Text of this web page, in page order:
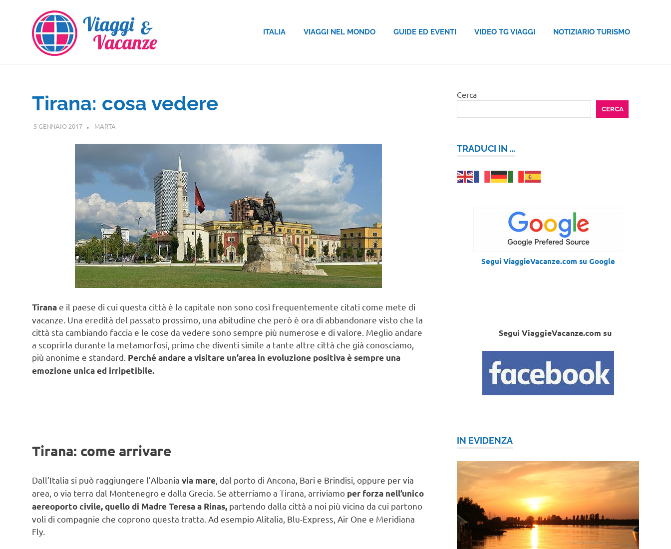
contenuto
ITALIA VIAGGI NEL MONDO GUIDE ED EVENTI VIDEO TG VIAGGI NOTIZIARIO TURISMO
Tirana: cosa vedere
5 GENNAIO 2017 MARTA
Tirana e il paese di cui questa città è la capitale non sono così frequentemente citati come mete di
vacanze. Una eredità del passato prossimo, una abitudine che però è ora di abbandonare visto che la
città sta cambiando faccia e le cose da vedere sono sempre più numerose e di valore. Meglio andare
a scoprirla durante la metamorfosi, prima che diventi simile a tante altre città che già conosciamo,
più anonime e standard. Perché andare a visitare un’area in evoluzione positiva è sempre una
emozione unica ed irripetibile.
Tirana: come arrivare
Dall’Italia si può raggiungere l’Albania via mare, dal porto di Ancona, Bari e Brindisi, oppure per via
area, o via terra dal Montenegro e dalla Grecia. Se atterriamo a Tirana, arriviamo per forza nell’unico
aereoporto civile, quello di Madre Teresa a Rinas, partendo dalla città a noi più vicina da cui partono
voli di compagnie che coprono questa tratta. Ad esempio Alitalia, Blu-Express, Air One e Meridiana
Fly.
Cerca
CERCA
TRADUCI IN …
Segui ViaggieVacanze.com su Google
Segui ViaggieVacanze.com su
IN EVIDENZA